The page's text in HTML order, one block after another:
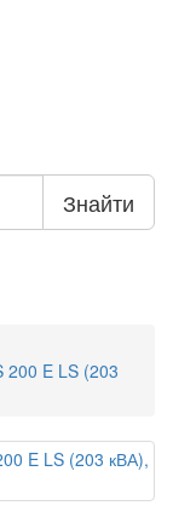
Знайти
200 E LS (203